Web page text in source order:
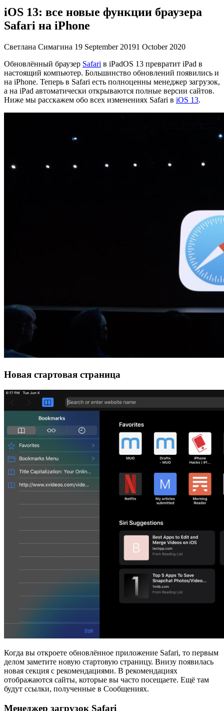
iOS 13: все новые функции браузера
Safari на iPhone
Светлана Симагина 19 September 20191 October 2020
Обновлённый браузер Safari в iPadOS 13 превратит iPad в
настоящий компьютер. Большинство обновлений появились и
на iPhone. Теперь в Safari есть полноценны менеджер загрузок,
а на iPad автоматически открываются полные версии сайтов.
Ниже мы расскажем обо всех изменениях Safari в iOS 13.
Новая стартовая страница
Когда вы откроете обновлённое приложение Safari, то первым
делом заметите новую стартовую страницу. Внизу появилась
новая секция с рекомендациями. В рекомендациях
отображаются сайты, которые вы часто посещаете. Ещё там
будут ссылки, полученные в Сообщениях.
Менеджер загрузок Safari